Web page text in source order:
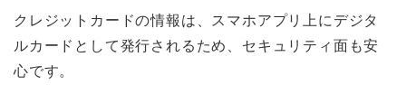
クレジットカードの情報は、スマホアプリ上にデジタ
ルカードとして発行されるため、セキュリティ面も安
心です。